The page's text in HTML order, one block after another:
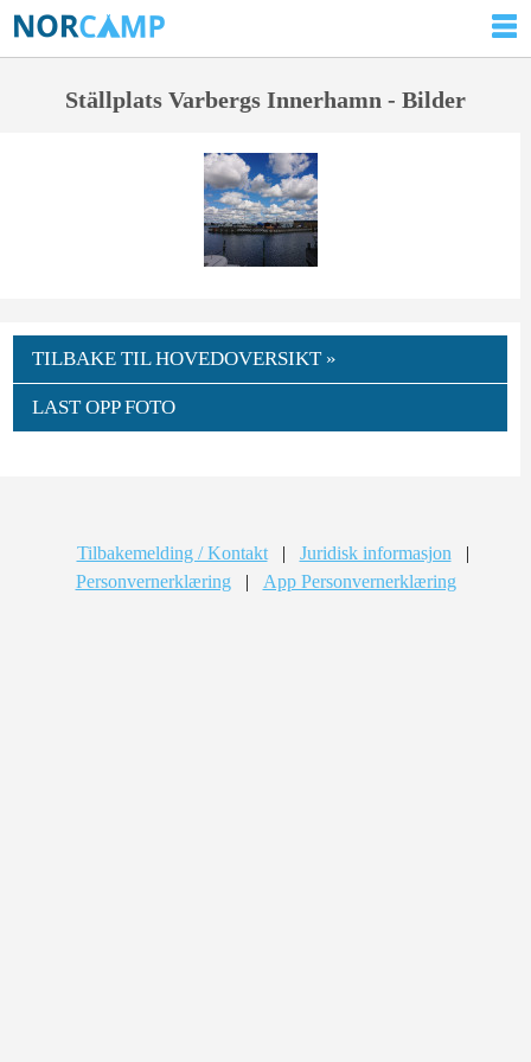
Ställplats Varbergs Innerhamn - Bilder
TILBAKE TIL HOVEDOVERSIKT »
LAST OPP FOTO
Tilbakemelding / Kontakt | Juridisk informasjon
|
Personvernerklæring
| App Personvernerklæring